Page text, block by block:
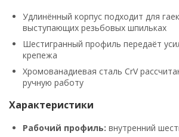
Удлинённый корпус подходит для
выступающих резьбовых шпильках
Шестигранный профиль передаёт
крепежа
Хромованадиевая сталь CrV
ручную работу
Характеристики
Рабочий профиль: внутренний